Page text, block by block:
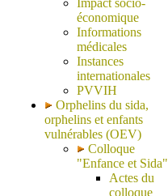
Impact socio-
économique
Informations
médicales
Instances
internationales
PVVIH
Orphelins du sida,
orphelins et enfants
vulnérables (OEV)
Colloque
"Enfance et Sida"
Actes du
colloque